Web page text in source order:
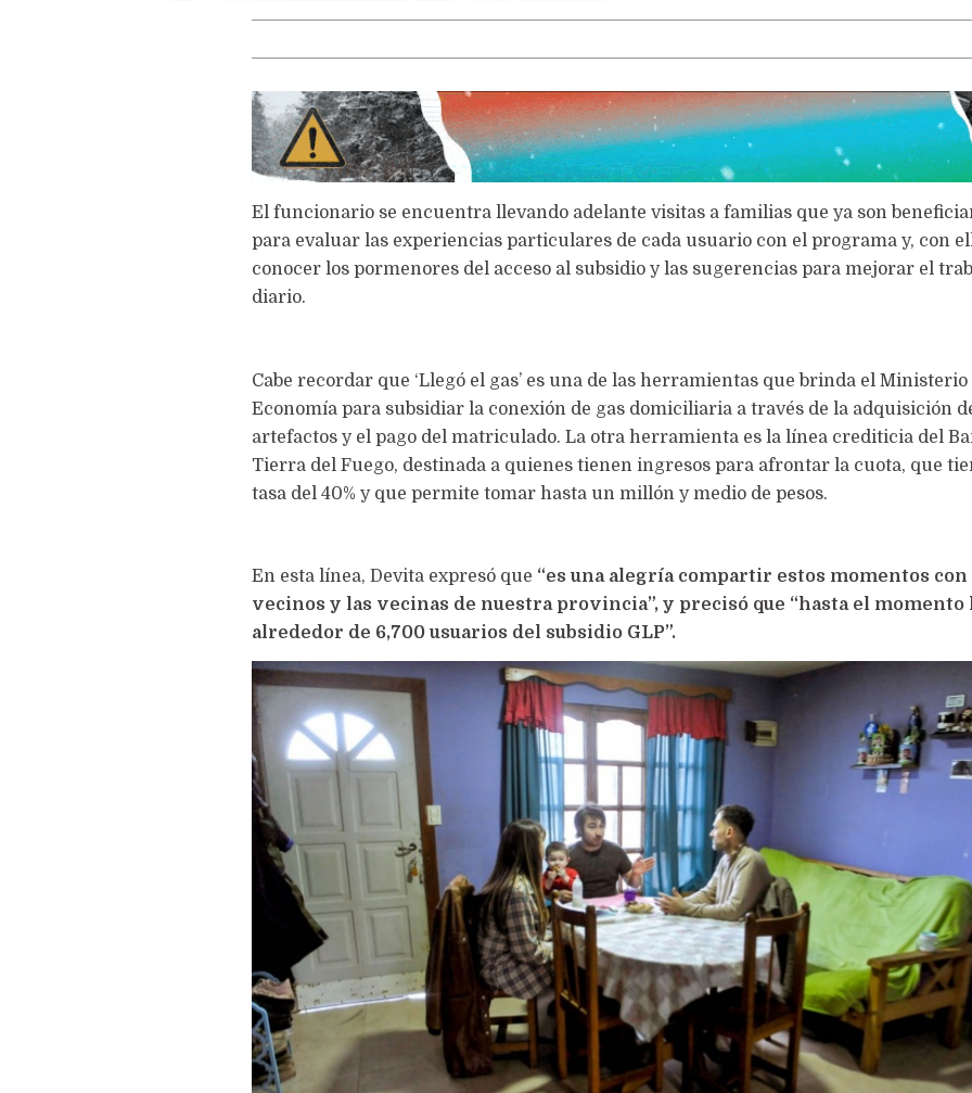
El funcionario se encuentra llevando adelante visitas a familias que ya son
para evaluar las experiencias particulares de cada usuario con el programa y, con
conocer los pormenores del acceso al subsidio y las sugerencias para mejorar el
diario.
Cabe recordar que ‘Llegó el gas’ es una de las herramientas que brinda el Ministerio
Economía para subsidiar la conexión de gas domiciliaria a través de la adquisición
artefactos y el pago del matriculado. La otra herramienta es la línea crediticia del
Tierra del Fuego, destinada a quienes tienen ingresos para afrontar la cuota, que
tasa del 40% y que permite tomar hasta un millón y medio de pesos.
En esta línea, Devita expresó que “es una alegría compartir estos momentos con
vecinos y las vecinas de nuestra provincia”, y precisó que “hasta el momento
alrededor de 6,700 usuarios del subsidio GLP”.
LA VOCACIÓN PUEDE MÁS